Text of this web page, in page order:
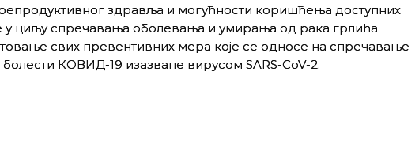
здравља и могућности коришћења доступних
у циљу спречавања оболевања и умирања од рака грлића
свих превентивних мера које се односе на спречавање
КОВИД-19 изазване вирусом SARS-CoV-2.